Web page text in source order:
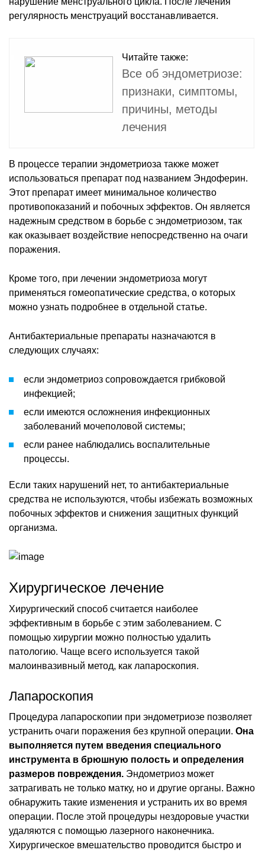
регулярность менструаций восстанавливается.
Читайте также:
Все об эндометриозе:
признаки, симптомы,
причины, методы
лечения
В процессе терапии эндометриоза также может
использоваться препарат под названием Эндоферин.
Этот препарат имеет минимальное количество
противопоказаний и побочных эффектов. Он является
надежным средством в борьбе с эндометриозом, так
как оказывает воздействие непосредственно на очаги
поражения.
Кроме того, при лечении эндометриоза могут
применяться гомеопатические средства, о которых
можно узнать подробнее в отдельной статье.
Антибактериальные препараты назначаются в
следующих случаях:
если эндометриоз сопровождается грибковой
инфекцией;
если имеются осложнения инфекционных
заболеваний мочеполовой системы;
если ранее наблюдались воспалительные
процессы.
Если таких нарушений нет, то антибактериальные
средства не используются, чтобы избежать возможных
побочных эффектов и снижения защитных функций
организма.
Хирургическое лечение
Хирургический способ считается наиболее
эффективным в борьбе с этим заболеванием. С
помощью хирургии можно полностью удалить
патологию. Чаще всего используется такой
малоинвазивный метод, как лапароскопия.
Лапароскопия
Процедура лапароскопии при эндометриозе позволяет
устранить очаги поражения без крупной операции. Она
выполняется путем введения специального
инструмента в брюшную полость и определения
размеров повреждения. Эндометриоз может
затрагивать не только матку, но и другие органы. Важно
обнаружить такие изменения и устранить их во время
операции. После этой процедуры нездоровые участки
удаляются с помощью лазерного наконечника.
Хирургическое вмешательство проводится быстро и